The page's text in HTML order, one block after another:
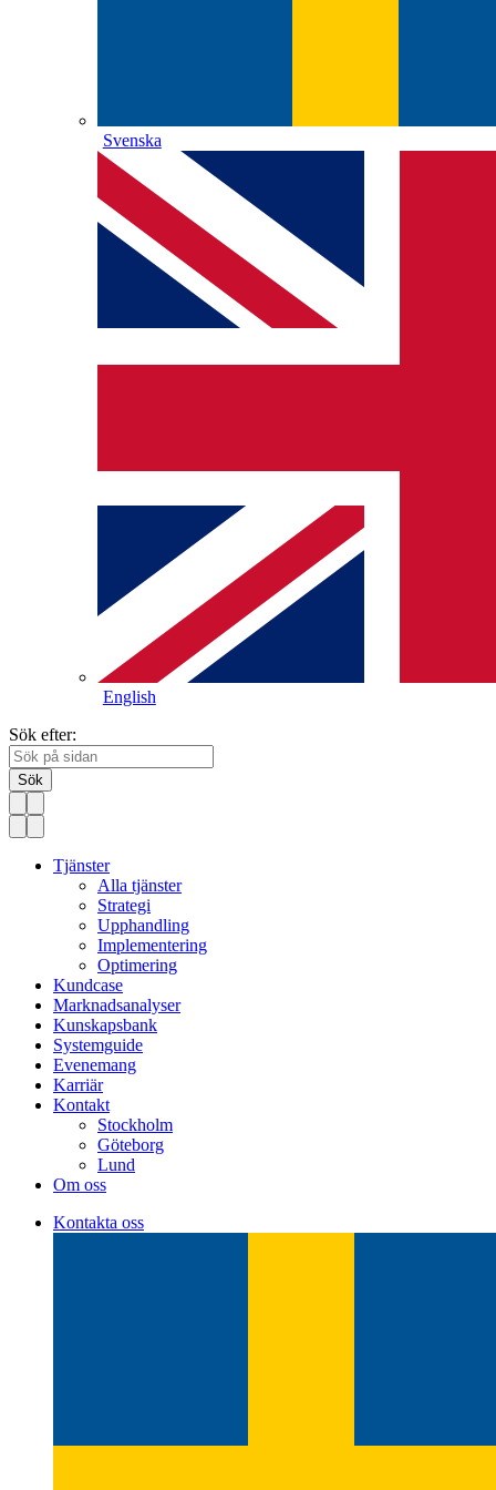
Svenska
English
Sök efter:
Sök
Tjänster
Alla tjänster
Strategi
Upphandling
Implementering
Optimering
Kundcase
Marknadsanalyser
Kunskapsbank
Systemguide
Evenemang
Karriär
Kontakt
Stockholm
Göteborg
Lund
Om oss
Kontakta oss